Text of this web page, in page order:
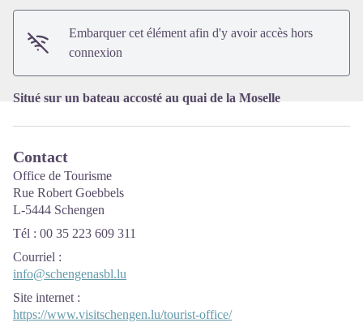
Embarquer cet élément afin d'y avoir accès hors
connexion
Situé sur un bateau accosté au quai de la Moselle
Contact
Office de Tourisme
Rue Robert Goebbels
L-5444 Schengen
Tél : 00 35 223 609 311
Courriel :
info@schengenasbl.lu
Site internet :
https://www.visitschengen.lu/tourist-office/